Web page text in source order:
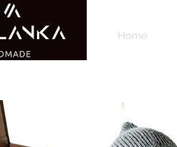
Home